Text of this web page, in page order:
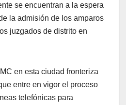
se encuentran a la espera
la admisión de los amparos
juzgados de distrito en
en esta ciudad fronteriza
entre en vigor el proceso
telefónicas para